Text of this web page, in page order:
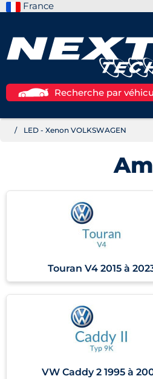
France
Recherche par
LED - Xenon VOLKSWAGEN
Touran V4 2015 à
VW Caddy 2 1995 à